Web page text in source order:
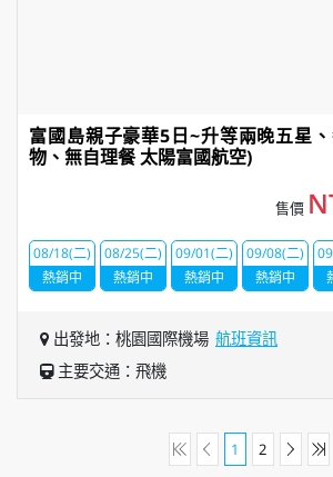
富國島親子豪華5日~升等兩晚五星
物、無自理餐 太陽富國航空)
售價
08/18(二)
熱銷中
08/25(二)
熱銷中
09/01(二)
熱銷中
09/08(二)
熱銷中
出發地：桃園國際機場 航班資訊
主要交通：飛機
1 2